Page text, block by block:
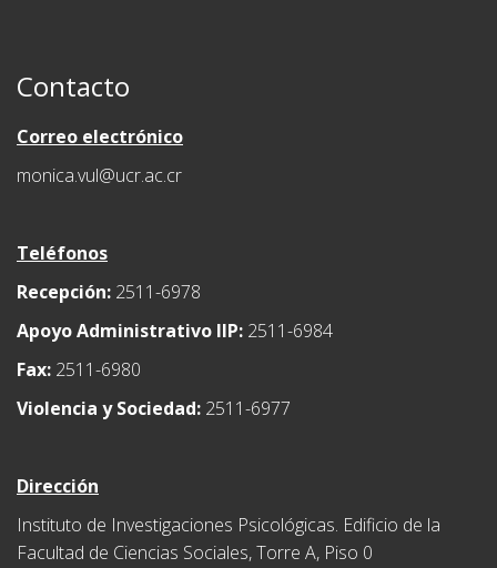
Contacto
Correo electrónico
monica.vul@ucr.ac.cr
Teléfonos
Recepción: 2511-6978
Apoyo Administrativo IIP: 2511-6984
Fax: 2511-6980
Violencia y Sociedad: 2511-6977
Dirección
Instituto de Investigaciones Psicológicas. Edificio de la
Facultad de Ciencias Sociales, Torre A, Piso 0